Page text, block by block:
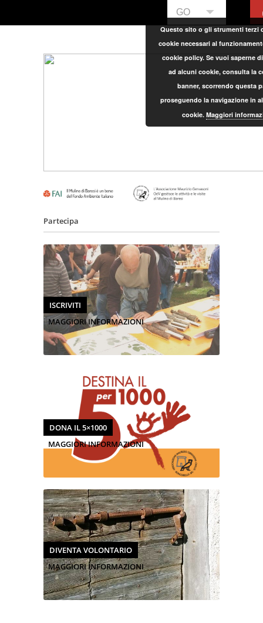
GO
Partecipa
ISCRIVITI
MAGGIORI INFORMAZIONI
DONA IL 5×1000
MAGGIORI INFORMAZIONI
DIVENTA VOLONTARIO
MAGGIORI INFORMAZIONI
Questo sito o gli strumenti terzi
cookie necessari al
cookie policy. Se vuoi saperne
ad alcuni cookie, consulta la
banner, scorrendo questa
proseguendo la navigazione in
cookie. Maggiori